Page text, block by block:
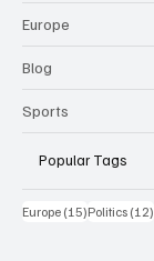
Europe
Blog
Sports
Popular Tags
Europe (15)15 Beiträge
Politics (12)